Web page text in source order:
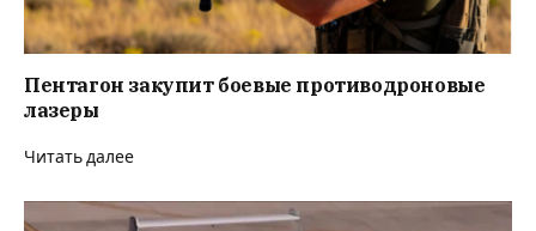
Пентагон закупит боевые противодроновые
лазеры
Читать далее